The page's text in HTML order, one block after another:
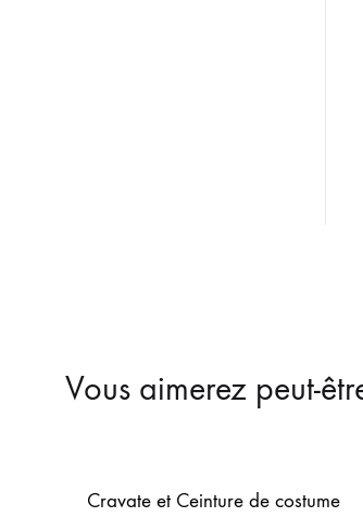
Vous aimerez peut-
Cravate et Ceinture de costume